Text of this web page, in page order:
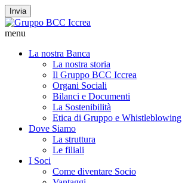
Invia
menu
La nostra Banca
La nostra storia
Il Gruppo BCC Iccrea
Organi Sociali
Bilanci e Documenti
La Sostenibilità
Etica di Gruppo e Whistleblowing
Dove Siamo
La struttura
Le filiali
I Soci
Come diventare Socio